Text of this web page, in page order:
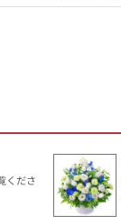
くださ